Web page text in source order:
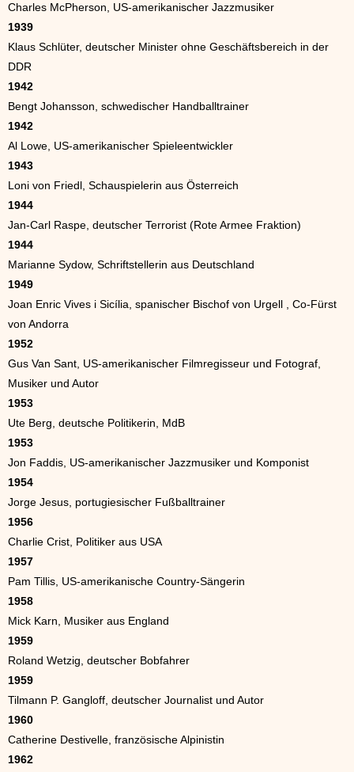
Charles McPherson, US-amerikanischer Jazzmusiker
1939
Klaus Schlüter, deutscher Minister ohne Geschäftsbereich in der
DDR
1942
Bengt Johansson, schwedischer Handballtrainer
1942
Al Lowe, US-amerikanischer Spieleentwickler
1943
Loni von Friedl, Schauspielerin aus Österreich
1944
Jan-Carl Raspe, deutscher Terrorist (Rote Armee Fraktion)
1944
Marianne Sydow, Schriftstellerin aus Deutschland
1949
Joan Enric Vives i Sicília, spanischer Bischof von Urgell , Co-Fürst
von Andorra
1952
Gus Van Sant, US-amerikanischer Filmregisseur und Fotograf,
Musiker und Autor
1953
Ute Berg, deutsche Politikerin, MdB
1953
Jon Faddis, US-amerikanischer Jazzmusiker und Komponist
1954
Jorge Jesus, portugiesischer Fußballtrainer
1956
Charlie Crist, Politiker aus USA
1957
Pam Tillis, US-amerikanische Country-Sängerin
1958
Mick Karn, Musiker aus England
1959
Roland Wetzig, deutscher Bobfahrer
1959
Tilmann P. Gangloff, deutscher Journalist und Autor
1960
Catherine Destivelle, französische Alpinistin
1962